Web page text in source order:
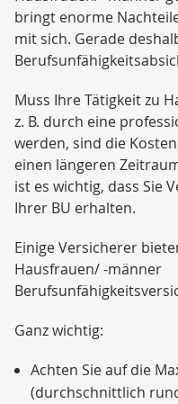
bringt enorme
mit sich. Gerade
Muss Ihre Tätigkeit zu
z. B. durch eine
werden, sind die
einen längeren
ist es wichtig, dass Sie
Ihrer BU erhalten.
Einige Versicherer
Hausfrauen/ -männer
Ganz wichtig:
Achten Sie auf die
(durchschnittlich